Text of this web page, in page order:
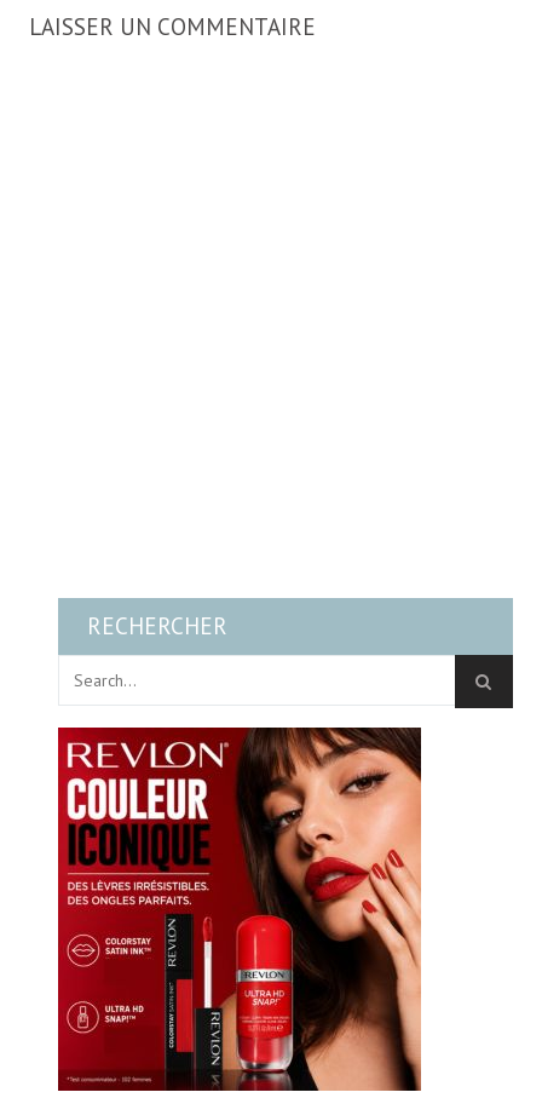
LAISSER UN COMMENTAIRE
RECHERCHER